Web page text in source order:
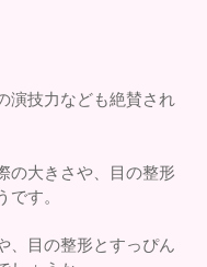
演技力なども絶賛され
の大きさや、目の整形
す。
、目の整形とすっぴん